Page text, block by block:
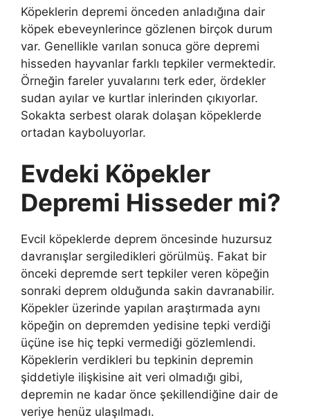
Köpeklerin depremi önceden anladığına dair
köpek ebeveynlerince gözlenen birçok durum
var. Genellikle varılan sonuca göre depremi
hisseden hayvanlar farklı tepkiler vermektedir.
Örneğin fareler yuvalarını terk eder, ördekler
sudan ayılar ve kurtlar inlerinden çıkıyorlar.
Sokakta serbest olarak dolaşan köpeklerde
ortadan kayboluyorlar.
Evdeki Köpekler
Depremi Hisseder mi?
Evcil köpeklerde deprem öncesinde huzursuz
davranışlar sergiledikleri görülmüş. Fakat bir
önceki depremde sert tepkiler veren köpeğin
sonraki deprem olduğunda sakin davranabilir.
Köpekler üzerinde yapılan araştırmada aynı
köpeğin on depremden yedisine tepki verdiği
üçüne ise hiç tepki vermediği gözlemlendi.
Köpeklerin verdikleri bu tepkinin depremin
şiddetiyle ilişkisine ait veri olmadığı gibi,
depremin ne kadar önce şekillendiğine dair de
veriye henüz ulaşılmadı.